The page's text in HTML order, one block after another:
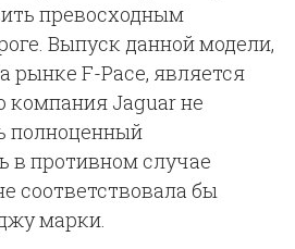
превосходным
Выпуск данной модели,
рынке F-Pace, является
компания Jaguar не
полноценный
в противном случае
соответствовала бы
марки.